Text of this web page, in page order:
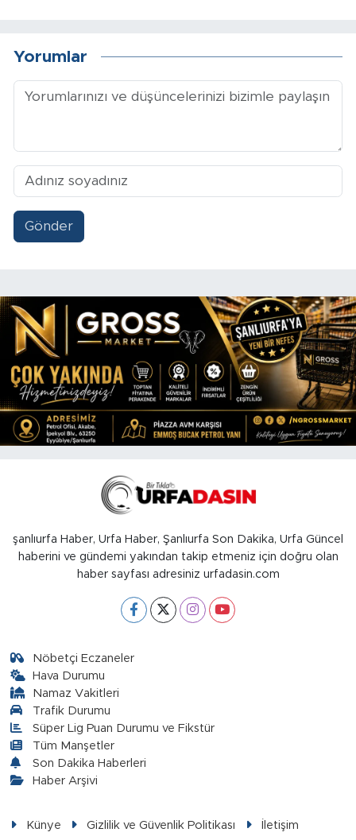
Yorumlar
Gönder
şanlıurfa Haber, Urfa Haber, Şanlıurfa Son Dakika, Urfa Güncel
haberini ve gündemi yakından takip etmeniz için doğru olan
haber sayfası adresiniz urfadasin.com
Nöbetçi Eczaneler
Hava Durumu
Namaz Vakitleri
Trafik Durumu
Süper Lig Puan Durumu ve Fikstür
Tüm Manşetler
Son Dakika Haberleri
Haber Arşivi
Künye Gizlilik ve Güvenlik Politikası İletişim